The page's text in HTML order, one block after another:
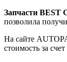
Запчасти BEST
позволила
На сайте
стоимость за